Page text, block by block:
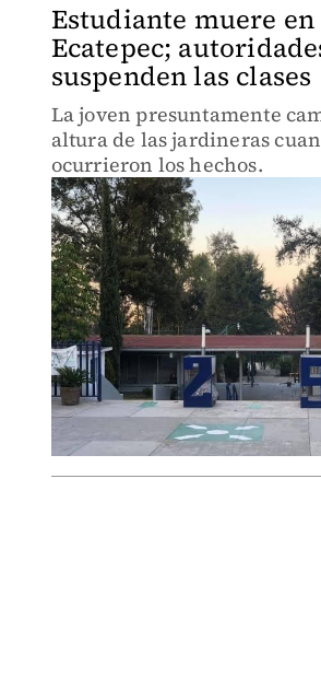
Estudiante muere en
Ecatepec;
suspenden las clases
La joven presuntamente
altura de las jardineras
ocurrieron los hechos.